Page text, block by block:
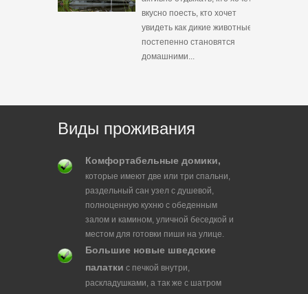
вкусно поесть, кто хочет
увидеть как дикие животные
постепенно становятся
домашними...
Виды проживания
Комфортабельные домики,
которые имеют две или три спальни,
раздельный сан узел с душевой,
полноценную кухню с обеденным
залом и камином, уличной беседкой и
местом для готовки пиши на улице.
Большие новые шведские
палатки с печкой внутри,
раскладушками, а так же с шатром